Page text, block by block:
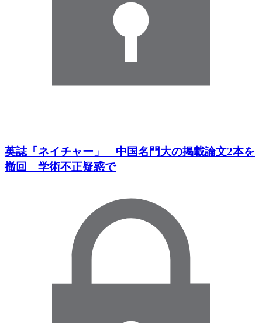
英誌「ネイチャー」 中国名門大の掲載論文2本を
撤回 学術不正疑惑で